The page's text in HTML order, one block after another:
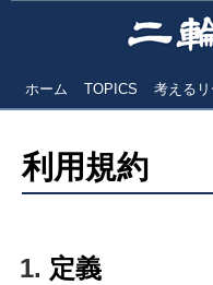
ホーム TOPICS 考える
利用規約
定義